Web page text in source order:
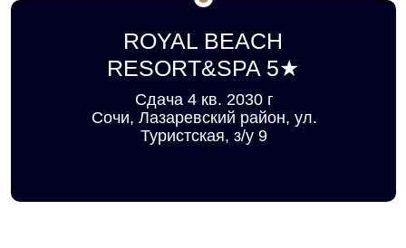
ROYAL BEACH
RESORT&SPA 5★
Сдача 4 кв. 2030 г
Сочи, Лазаревский район, ул.
Туристская, з/у 9